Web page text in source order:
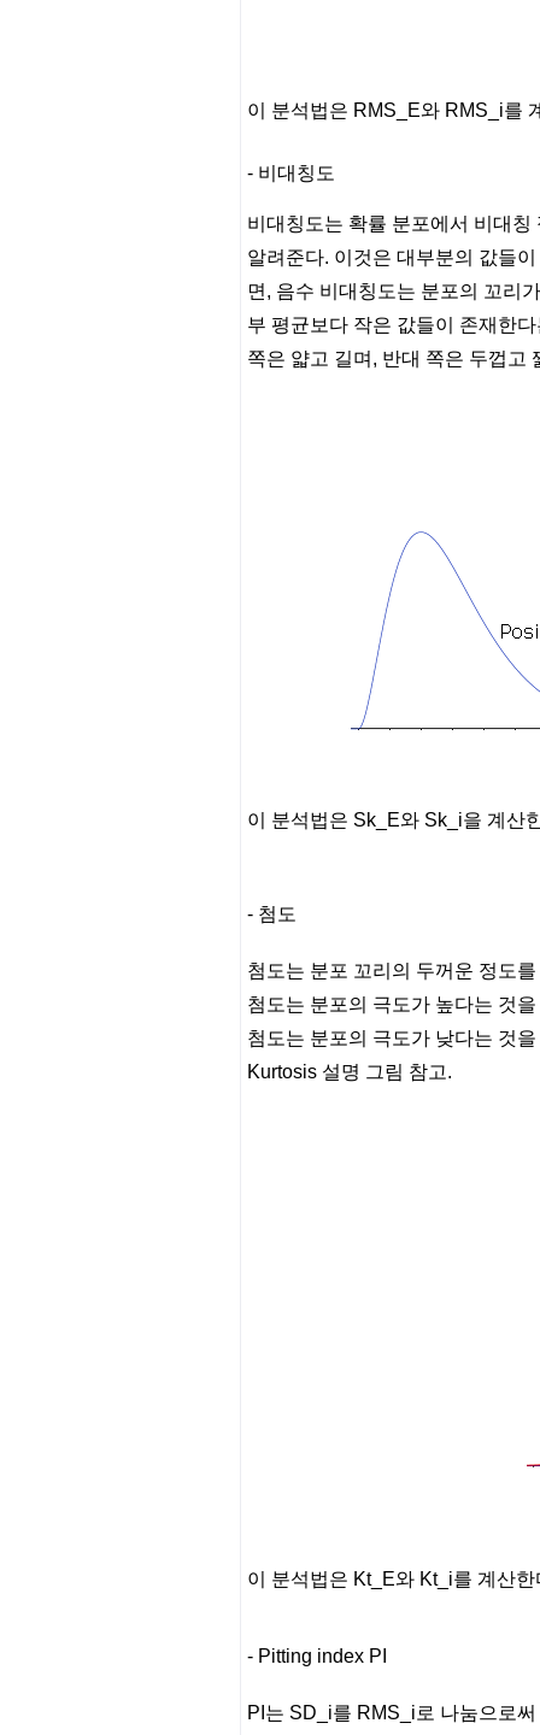
이 분석법은 RMS_E와 RMS_i를
- 비대칭도
비대칭도는 확률 분포에서 비대
알려준다. 이것은 대부분의 값들
면, 음수 비대칭도는 분포의 꼬리
부 평균보다 작은 값들이 존재한
쪽은 얇고 길며, 반대 쪽은 두껍
이 분석법은 Sk_E와 Sk_i을 계산
- 첨도
첨도는 분포 꼬리의 두꺼운 정도
첨도는 분포의 극도가 높다는 것
첨도는 분포의 극도가 낮다는 것
Kurtosis 설명 그림 참고.
이 분석법은 Kt_E와 Kt_i를 계산한
- Pitting index PI
PI는 SD_i를 RMS_i로 나눔으로